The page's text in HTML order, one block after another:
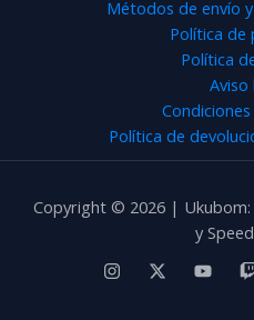
Métodos de envío
Política de
Política
Aviso
Política de
Copyright © 2026 | Ukubom:
y